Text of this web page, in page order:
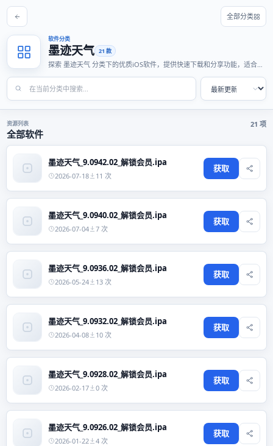
全部分类
软件分类
墨迹天气 21 款
探索 墨迹天气 分类下的优质iOS软件，提供快速下载和分享功能，适合各
资源列表
全部软件
21 项
墨迹天气_9.0942.02_解锁会员.ipa
2026-07-18 11 次
获取
墨迹天气_9.0940.02_解锁会员.ipa
2026-07-04 7 次
获取
墨迹天气_9.0936.02_解锁会员.ipa
2026-05-24 13 次
获取
墨迹天气_9.0932.02_解锁会员.ipa
2026-04-08 10 次
获取
墨迹天气_9.0928.02_解锁会员.ipa
2026-02-17 0 次
获取
墨迹天气_9.0926.02_解锁会员.ipa
2026-01-22 4 次
获取